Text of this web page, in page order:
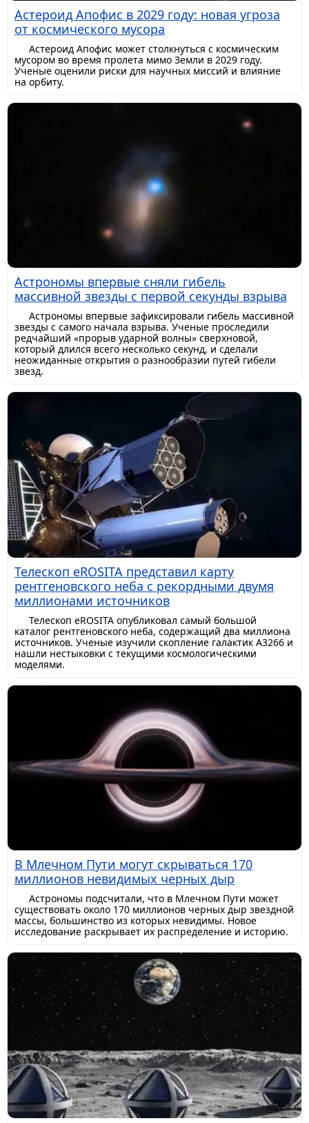
Астероид Апофис в 2029 году: новая угроза
от космического мусора
Астероид Апофис может столкнуться с космическим
мусором во время пролета мимо Земли в 2029 году.
Ученые оценили риски для научных миссий и влияние
на орбиту.
Астрономы впервые сняли гибель
массивной звезды с первой секунды взрыва
Астрономы впервые зафиксировали гибель массивной
звезды с самого начала взрыва. Ученые проследили
редчайший «прорыв ударной волны» сверхновой,
который длился всего несколько секунд, и сделали
неожиданные открытия о разнообразии путей гибели
звезд.
Телескоп eROSITA представил карту
рентгеновского неба с рекордными двумя
миллионами источников
Телескоп eROSITA опубликовал самый большой
каталог рентгеновского неба, содержащий два миллиона
источников. Ученые изучили скопление галактик A3266 и
нашли нестыковки с текущими космологическими
моделями.
В Млечном Пути могут скрываться 170
миллионов невидимых черных дыр
Астрономы подсчитали, что в Млечном Пути может
существовать около 170 миллионов черных дыр звездной
массы, большинство из которых невидимы. Новое
исследование раскрывает их распределение и историю.